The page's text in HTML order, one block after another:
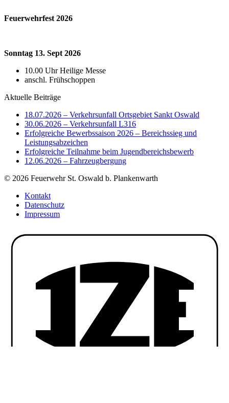
Feuerwehrfest 2026
Sonntag 13. Sept 2026
10.00 Uhr Heilige Messe
anschl. Frühschoppen
Aktuelle Beiträge
18.07.2026 – Verkehrsunfall Ortsgebiet Sankt Oswald
30.06.2026 – Verkehrsunfall L316
Erfolgreiche Bewerbssaison 2026 – Bereichssieg und
Leistungsabzeichen
Erfolgreiche Teilnahme beim Jugendbereichsbewerb
12.06.2026 – Fahrzeugbergung
© 2026 Feuerwehr St. Oswald b. Plankenwarth
Kontakt
Datenschutz
Impressum